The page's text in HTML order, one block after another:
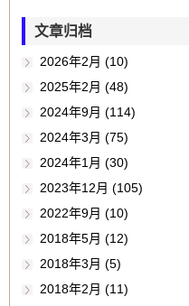
文章归档
2026年2月 (10)
2025年2月 (48)
2024年9月 (114)
2024年3月 (75)
2024年1月 (30)
2023年12月 (105)
2022年9月 (10)
2018年5月 (12)
2018年3月 (5)
2018年2月 (11)